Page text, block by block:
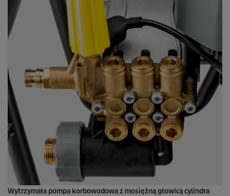
Wytrzymała pompa korbowodowa z mosiężną głowicą cylindra